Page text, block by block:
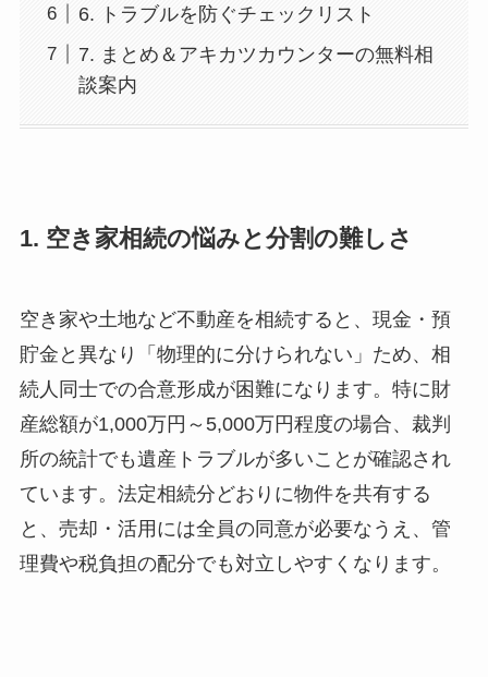
6. トラブルを防ぐチェックリスト
7. まとめ＆アキカツカウンターの無料相
談案内
1. 空き家相続の悩みと分割の難しさ
空き家や土地など不動産を相続すると、現金・預
貯金と異なり「物理的に分けられない」ため、相
続人同士での合意形成が困難になります。特に財
産総額が1,000万円～5,000万円程度の場合、裁判
所の統計でも遺産トラブルが多いことが確認され
ています。法定相続分どおりに物件を共有する
と、売却・活用には全員の同意が必要なうえ、管
理費や税負担の配分でも対立しやすくなります。